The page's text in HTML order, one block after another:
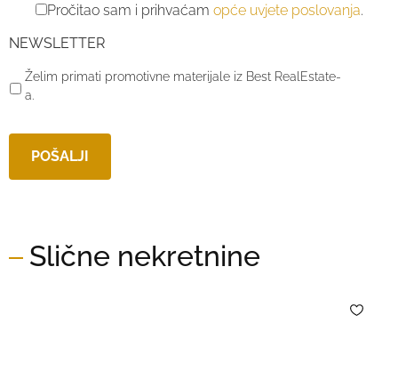
Pročitao sam i prihvaćam opće uvjete poslovanja.
NEWSLETTER
Želim primati promotivne materijale iz Best RealEstate-
a.
Slične nekretnine